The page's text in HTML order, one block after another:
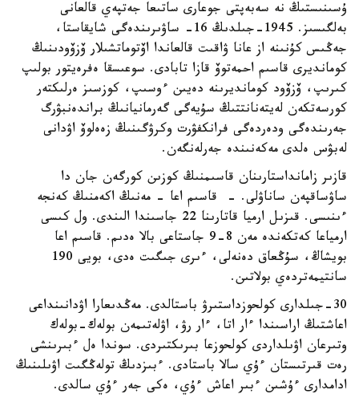
ۇسىنىستىڭ نە سەبەپتى جوعارى ساتىعا جەتپەي قالعانى
بەلگىسىز. 1945-جىلدىڭ 16- ساۋىرىندەگى شايقاستا،
جەڭىس كۇنىنە از عانا ۋاقىت قالعاندا اۆتوماتشىلار ۆزۆودىنىڭ
كومانديرى قاسىم احمەتوۆ قازا تابادى. سوعىسقا ەفرەيتور بولىپ
كىرىپ، ۆزۆود كومانديرىنە دەيىن ءوسىپ، كوزسىز ەرلىكتەر
كورسەتكەن لەيتەنانتتىڭ سۇيەگى گەرمانيانىڭ براندەنبۋرگ
جەرىندەگى ودەردەگى فرانكفۋرت وكرۋگىنىڭ زەەلوۆ اۋدانى
لەبۋس ەلدى مەكەنىندە جەرلەنگەن.
قازىر زامانداستارىنان قاسىمنىڭ كوزىن كورگەن جان دا
ساۋساقپەن ساناۋلى. - قاسىم اعا - مەنىڭ اكەمنىڭ كەنجە
ءىنىسى. قىزىل ارميا قاتارىنا 22 جاسىندا الىندى. ول كىسى
ارمياعا كەتكەندە مەن 8-9 جاستاعى بالا ەدىم. قاسىم اعا
بويشاڭ، سۇڭعاق دەنەلى، ءىرى جىگىت ەدى، بويى 190
سانتيمەتردەي بولاتىن.
30-جىلدارى كولحوزداستىرۋ باستالدى. مەڭدىعارا اۋدانىنداعى
اعاشتىڭ اراسىندا ءار اتا، ءار رۋ، اۋلەتىمەن بولەك-بولەك
وتىرعان اۋىلداردى كولحوزعا بىرىكتىردى. سوندا ەل ءبىرىنشى
رەت قىرتىستان ءۇي سالا باستادى. ءبىزدىڭ تولەڭگىت اۋىلىنىڭ
ادامدارى ءۇشىن ءبىر اعاش ءۇي، ەكى جەر ءۇي سالدى.